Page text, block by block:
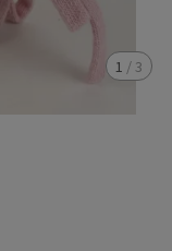
1 / 3